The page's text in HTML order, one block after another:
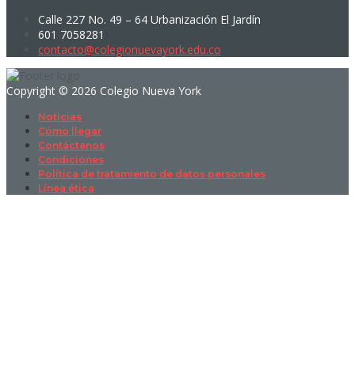
Calle 227 No. 49 – 64 Urbanización El Jardín
601 7058281
contacto@colegionuevayork.edu.co
Copyright © 2026 Colegio Nueva York
Noticias
Cómo llegar
Contáctenos
Condiciones
Política de tratamiento de datos personales
Línea ética